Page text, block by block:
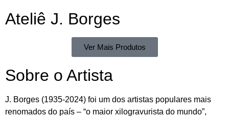
Ateliê J. Borges
Ver Mais Produtos
Sobre o Artista
J. Borges (1935-2024) foi um dos artistas populares mais
renomados do país – “o maior xilogravurista do mundo”,